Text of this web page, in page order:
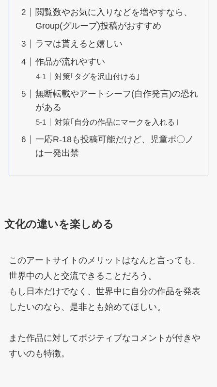
閲覧数やお気に入りなどを増やすなら、
Group(グループ)投稿がおすすめ
ラマは貰えると嬉しい
作品が流れやすい
対策｢タグを沢山付ける｣
無断転載やアートシーフ(自作発言)の恐れ
がある
対策｢自分の作品にマークを入れる｣
一応R-18も投稿可能だけど、児童ポ〇ノ
は一発出禁
文化の違いを楽しめる
このアートサイトのメリットはなんと言っても、
世界中の人と交流できることだろう。
もし日本だけでなく、世界中に自分の作品を発表
したいのなら、是非とも始めてほしい。
また作品に対してポジティブなコメントが付きや
すいのも特徴。